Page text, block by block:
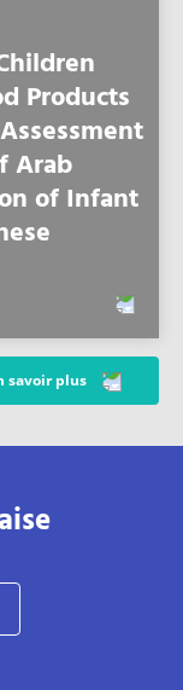
Products
Arab
of Infant
savoir plus